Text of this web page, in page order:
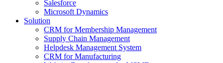
Salesforce
Microsoft Dynamics
Solution
CRM for Membership Management
Supply Chain Management
Helpdesk Management System
CRM for Manufacturing